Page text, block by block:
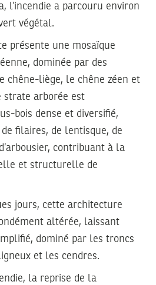
l’incendie a parcouru environ
végétal.
présente une mosaïque
dominée par des
chêne-liège, le chêne zéen et
strate arborée est
bois dense et diversifié,
filaires, de lentisque, de
contribuant à la
et structurelle de
jours, cette architecture
altérée, laissant
dominé par les troncs
et les cendres.
la reprise de la